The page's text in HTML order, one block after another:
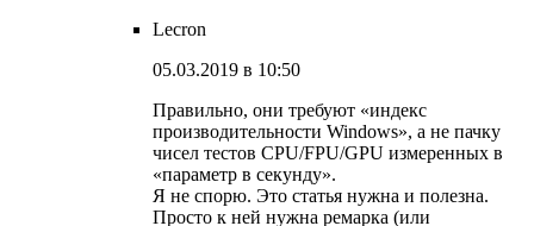
Lecron
05.03.2019 в 10:50
Правильно, они требуют «индекс
производительности Windows», а не пачку
чисел тестов CPU/FPU/GPU измеренных в
«параметр в секунду».
Я не спорю. Это статья нужна и полезна.
Просто к ней нужна ремарка (или